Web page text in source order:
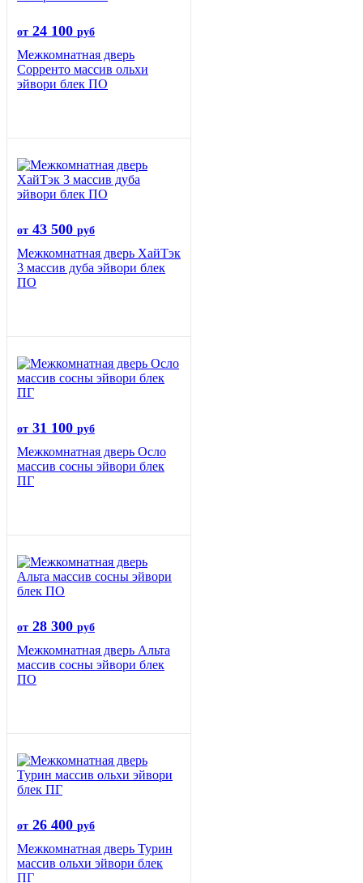
от 24 100 руб
Межкомнатная дверь
Сорренто массив ольхи
эйвори блек ПО
от 43 500 руб
Межкомнатная дверь ХайТэк
3 массив дуба эйвори блек
ПО
от 31 100 руб
Межкомнатная дверь Осло
массив сосны эйвори блек
ПГ
от 28 300 руб
Межкомнатная дверь Альта
массив сосны эйвори блек
ПО
от 26 400 руб
Межкомнатная дверь Турин
массив ольхи эйвори блек
ПГ